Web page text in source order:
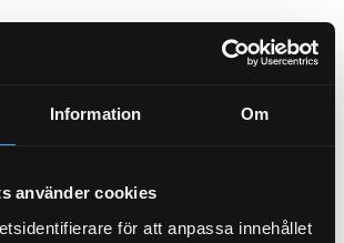
Information Om
använder cookies
för att anpassa innehållet
Primär